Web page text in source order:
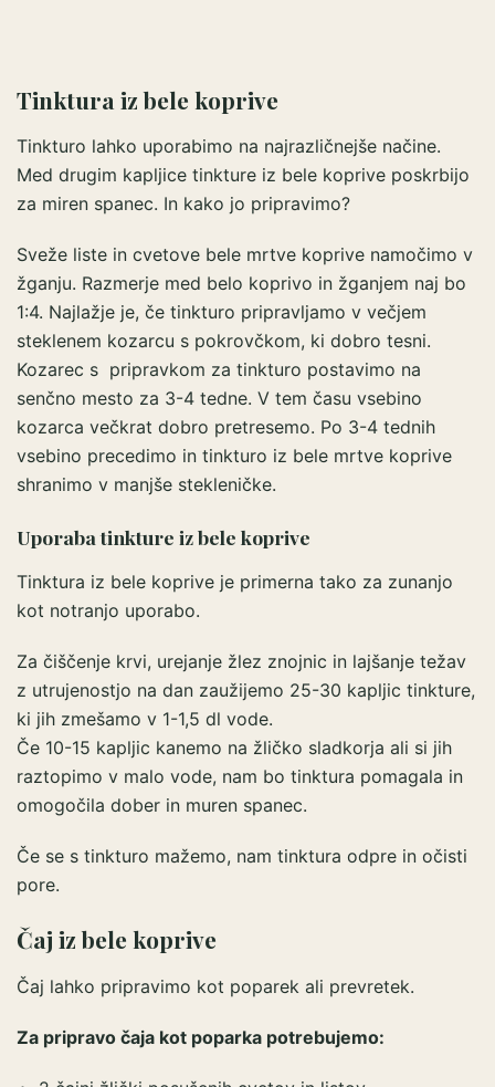
Tinktura iz bele koprive
Tinkturo lahko uporabimo na najrazličnejše načine.
Med drugim kapljice tinkture iz bele koprive poskrbijo
za miren spanec. In kako jo pripravimo?
Sveže liste in cvetove bele mrtve koprive namočimo v
žganju. Razmerje med belo koprivo in žganjem naj bo
1:4. Najlažje je, če tinkturo pripravljamo v večjem
steklenem kozarcu s pokrovčkom, ki dobro tesni.
Kozarec s pripravkom za tinkturo postavimo na
senčno mesto za 3-4 tedne. V tem času vsebino
kozarca večkrat dobro pretresemo. Po 3-4 tednih
vsebino precedimo in tinkturo iz bele mrtve koprive
shranimo v manjše stekleničke.
Uporaba tinkture iz bele koprive
Tinktura iz bele koprive je primerna tako za zunanjo
kot notranjo uporabo.
Za čiščenje krvi, urejanje žlez znojnic in lajšanje težav
z utrujenostjo na dan zaužijemo 25-30 kapljic tinkture,
ki jih zmešamo v 1-1,5 dl vode.
Če 10-15 kapljic kanemo na žličko sladkorja ali si jih
raztopimo v malo vode, nam bo tinktura pomagala in
omogočila dober in muren spanec.
Če se s tinkturo mažemo, nam tinktura odpre in očisti
pore.
Čaj iz bele koprive
Čaj lahko pripravimo kot poparek ali prevretek.
Za pripravo čaja kot poparka potrebujemo: